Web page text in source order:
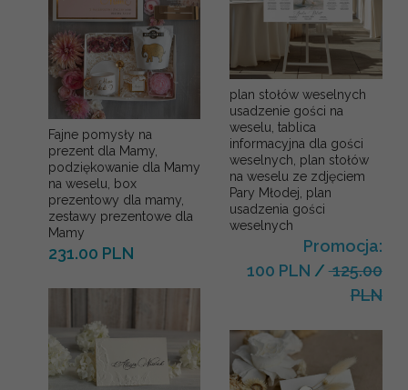
Fajne pomysły na
prezent dla Mamy,
podziękowanie dla Mamy
na weselu, box
prezentowy dla mamy,
zestawy prezentowe dla
Mamy
231.00 PLN
plan stołów weselnych
usadzenie gości na
weselu, tablica
informacyjna dla gości
weselnych, plan stołów
na weselu ze zdjęciem
Pary Młodej, plan
usadzenia gości
weselnych
Promocja:
100 PLN /125.00
PLN